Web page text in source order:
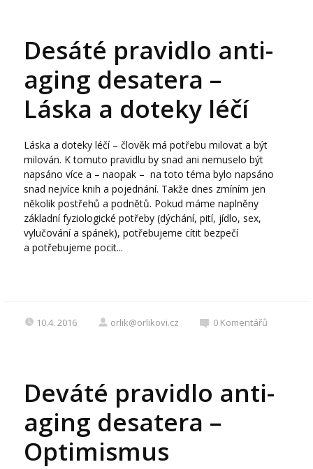
Desáté pravidlo anti-
aging desatera –
Láska a doteky léčí
Láska a doteky léčí – člověk má potřebu milovat a být
milován. K tomuto pravidlu by snad ani nemuselo být
napsáno více a – naopak – na toto téma bylo napsáno
snad nejvíce knih a pojednání. Takže dnes zmíním jen
několik postřehů a podnětů. Pokud máme naplněny
základní fyziologické potřeby (dýchání, pití, jídlo, sex,
vylučování a spánek), potřebujeme cítit bezpečí
a potřebujeme pocit...
10.4. 2016 orlik@orlikovi.cz 0 Komentářů
Deváté pravidlo anti-
aging desatera –
Optimismus